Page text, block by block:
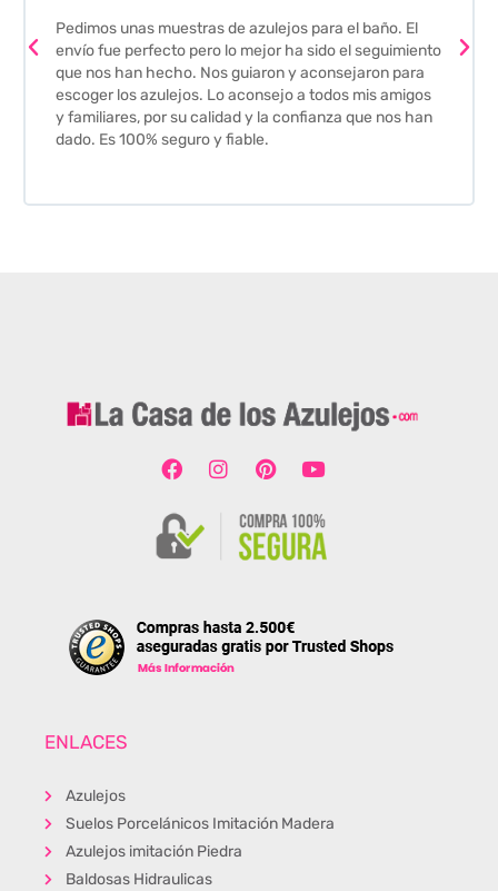
Pedimos unas muestras de azulejos para el baño. El
envío fue perfecto pero lo mejor ha sido el seguimiento
que nos han hecho. Nos guiaron y aconsejaron para
escoger los azulejos. Lo aconsejo a todos mis amigos
y familiares, por su calidad y la confianza que nos han
dado. Es 100% seguro y fiable.
ENLACES
Azulejos
Suelos Porcelánicos Imitación Madera
Azulejos imitación Piedra
Baldosas Hidraulicas